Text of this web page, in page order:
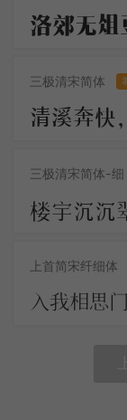
三极清宋简体
三极清宋简体-细
上首简宋纤细体